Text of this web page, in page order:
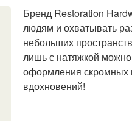
Бренд Restoration
людям и охватывать
небольших
лишь с натяжкой
оформления скромных
вдохновений!